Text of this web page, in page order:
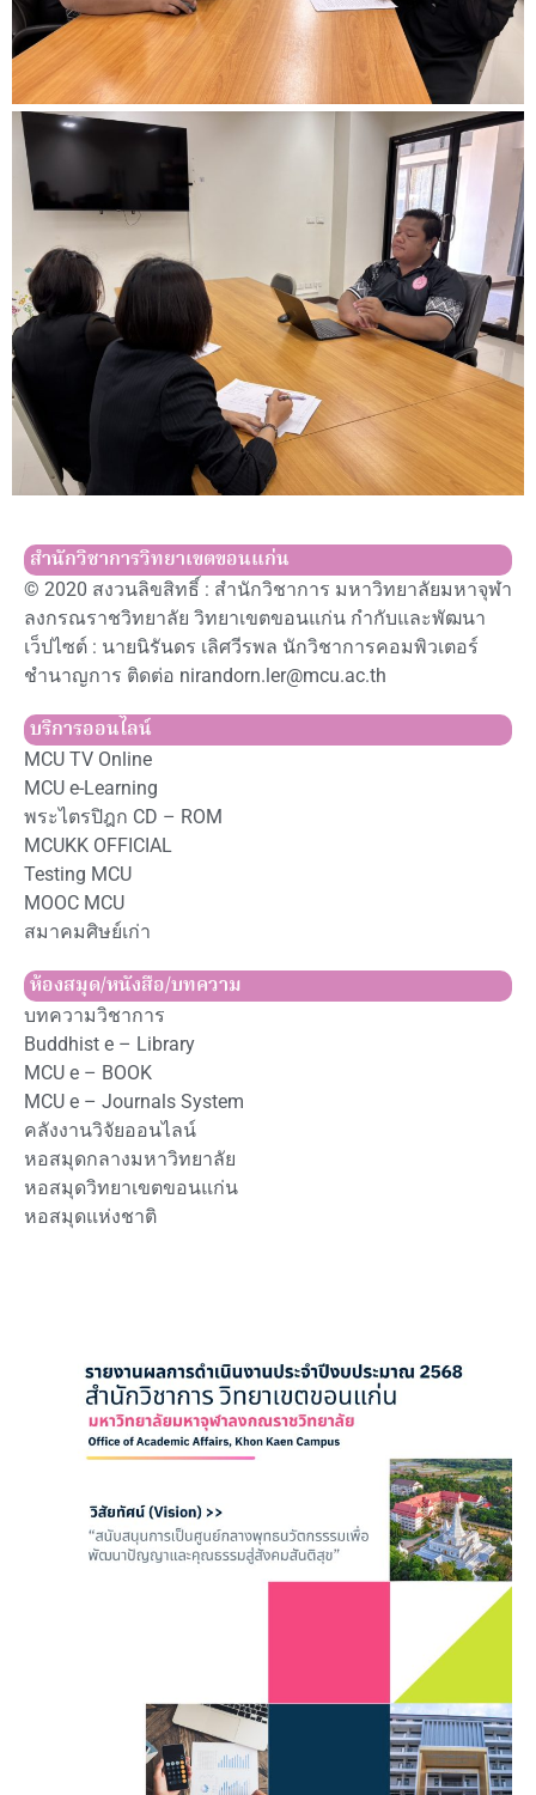
สำนักวิชาการวิทยาเขตขอนแก่น
© 2020 สงวนลิขสิทธิ์ : สำนักวิชาการ มหาวิทยาลัยมหาจุฬา
ลงกรณราชวิทยาลัย วิทยาเขตขอนแก่น กำกับและพัฒนา
เว็ปไซต์ : นายนิรันดร เลิศวีรพล นักวิชาการคอมพิวเตอร์
ชำนาญการ ติดต่อ nirandorn.ler@mcu.ac.th
บริการออนไลน์
MCU TV Online
MCU e-Learning
พระไตรปิฎก CD – ROM
MCUKK OFFICIAL
Testing MCU
MOOC MCU
สมาคมศิษย์เก่า
ห้องสมุด/หนังสือ/บทความ
บทความวิชาการ
Buddhist e – Library
MCU e – BOOK
MCU e – Journals System
คลังงานวิจัยออนไลน์
หอสมุดกลางมหาวิทยาลัย
หอสมุดวิทยาเขตขอนแก่น
หอสมุดแห่งชาติ